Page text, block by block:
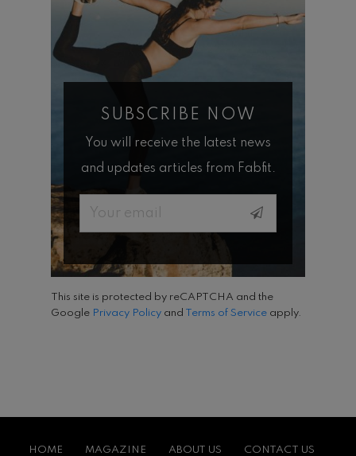
SUBSCRIBE NOW
You will receive the latest news
and updates articles from Fabfit.
Email
This site is protected by reCAPTCHA and the
Google Privacy Policy and Terms of Service apply.
HOME MAGAZINE ABOUT US CONTACT US